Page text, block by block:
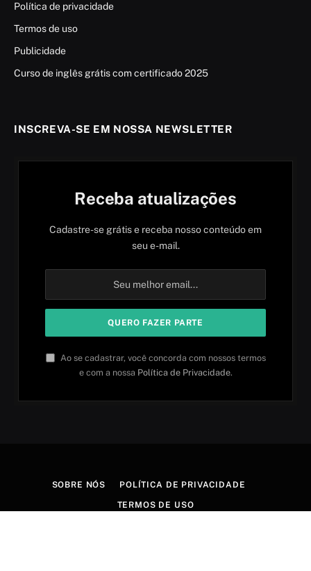
Política de privacidade
Termos de uso
Publicidade
Curso de inglês grátis com certificado 2025
INSCREVA-SE EM NOSSA NEWSLETTER
Receba atualizações
Cadastre-se grátis e receba nosso conteúdo em
seu e-mail.
Ao se cadastrar, você concorda com nossos termos
e com a nossa Política de Privacidade.
SOBRE NÓS POLÍTICA DE PRIVACIDADE
TERMOS DE USO